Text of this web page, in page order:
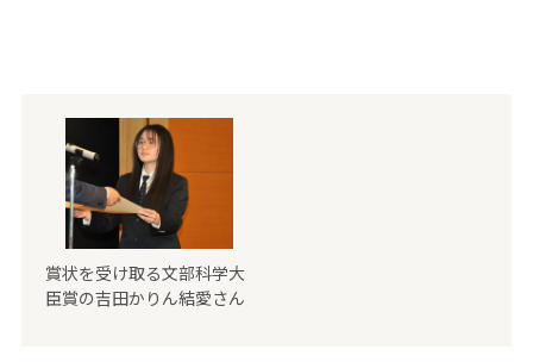
賞状を受け取る文部科学大
臣賞の吉田かりん結愛さん